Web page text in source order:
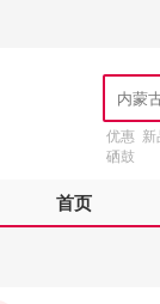
优惠 新
硒鼓
首页